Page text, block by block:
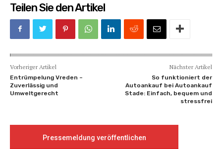
Teilen Sie den Artikel
Vorheriger Artikel
Entrümpelung Vreden –
Zuverlässig und
Umweltgerecht
Nächster Artikel
So funktioniert der
Autoankauf bei Autoankauf
Stade: Einfach, bequem und
stressfrei
Pressemeldung veröffentlichen